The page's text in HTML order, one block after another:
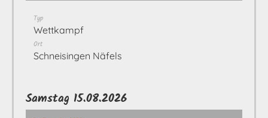
Typ
Wettkampf
Ort
Schneisingen Näfels
Samstag 15.08.2026